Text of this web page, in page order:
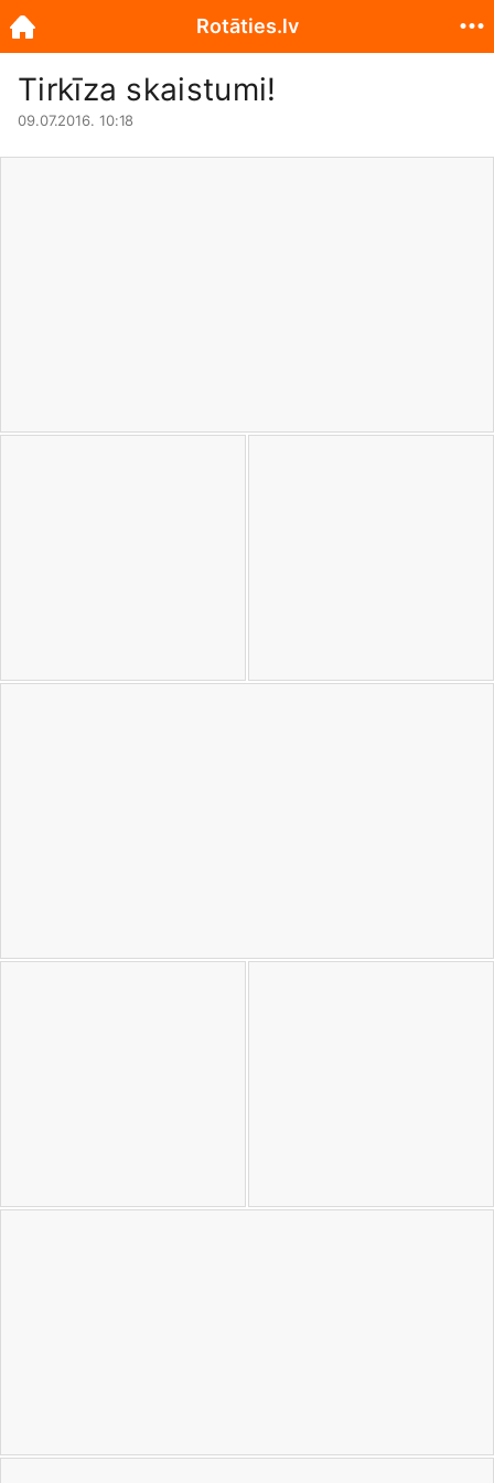
Tirkīza skaistumi!
09.07.2016. 10:18
Rotāties.lv